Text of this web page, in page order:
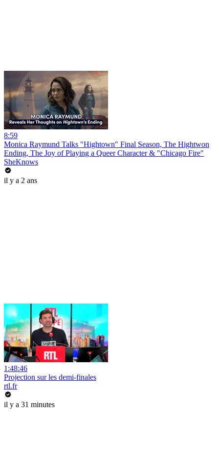
8:59
Monica Raymund Talks "Hightown" Final Season, The Hightwon
Ending, The Joy of Playing a Queer Character & "Chicago Fire"
SheKnows
il y a 2 ans
1:48:46
Projection sur les demi-finales
rtl.fr
il y a 31 minutes